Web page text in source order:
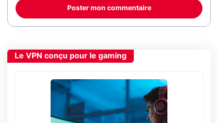
Poster mon commentaire
Le VPN conçu pour le gaming